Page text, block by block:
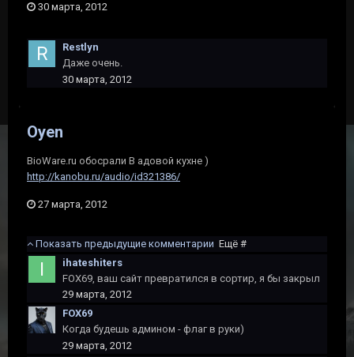
30 марта, 2012
Restlyn
Даже очень.
30 марта, 2012
Oyen
BioWare.ru обосрали В адовой кухне )
http://kanobu.ru/audio/id321386/
27 марта, 2012
Показать предыдущие комментарии Ещё #
ihateshiters
FOX69, ваш сайт превратился в сортир, я бы закрыл
29 марта, 2012
FOX69
Когда будешь админом - флаг в руки)
29 марта, 2012